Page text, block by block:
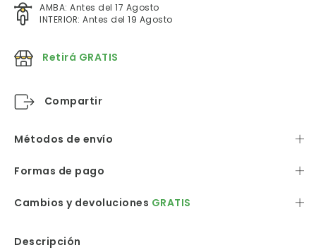
AMBA: Antes del 17 Agosto
INTERIOR: Antes del 19 Agosto
Retirá GRATIS
Compartir
Métodos de envío
Formas de pago
Cambios y devoluciones GRATIS
Descripción